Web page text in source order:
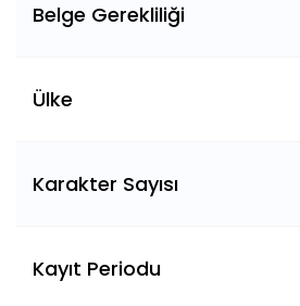
Belge Gerekliliği
Ülke
Karakter Sayısı
Kayıt Periodu